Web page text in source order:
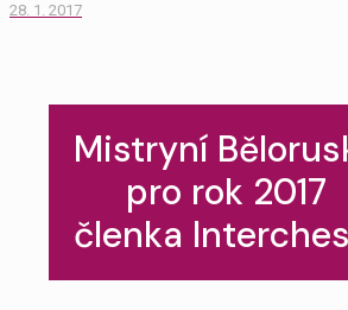
28. 1. 2017
Mistryní
pro rok 2017
členka